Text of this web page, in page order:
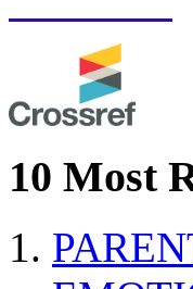
10 Most